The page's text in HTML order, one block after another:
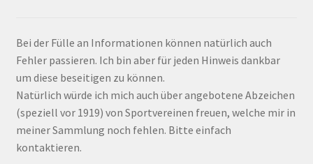
Bei der Fülle an Informationen können natürlich auch
Fehler passieren. Ich bin aber für jeden Hinweis dankbar
um diese beseitigen zu können.
Natürlich würde ich mich auch über angebotene Abzeichen
(speziell vor 1919) von Sportvereinen freuen, welche mir in
meiner Sammlung noch fehlen. Bitte einfach
kontaktieren.